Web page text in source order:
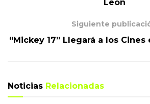
León
Siguiente
“Mickey 17” Llegará a los
Noticias Relacionadas